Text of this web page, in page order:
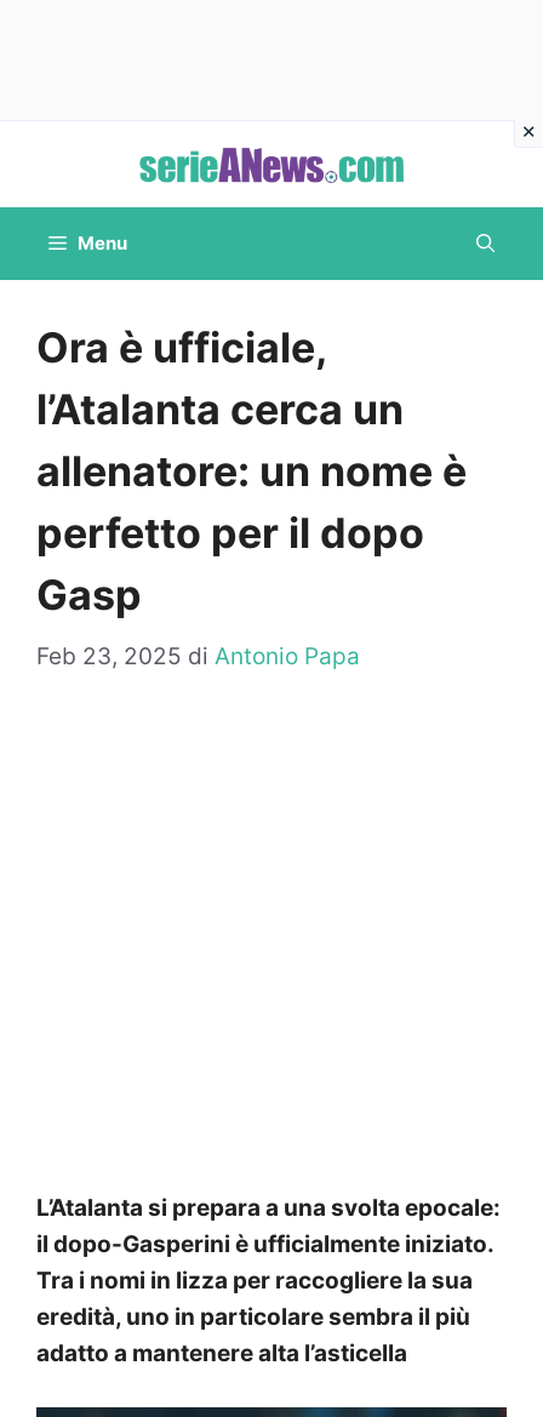
contenuto
Menu
Ora è ufficiale,
l’Atalanta cerca un
allenatore: un nome è
perfetto per il dopo
Gasp
Feb 23, 2025 di Antonio Papa
L’Atalanta si prepara a una svolta epocale:
il dopo-Gasperini è ufficialmente iniziato.
Tra i nomi in lizza per raccogliere la sua
eredità, uno in particolare sembra il più
adatto a mantenere alta l’asticella